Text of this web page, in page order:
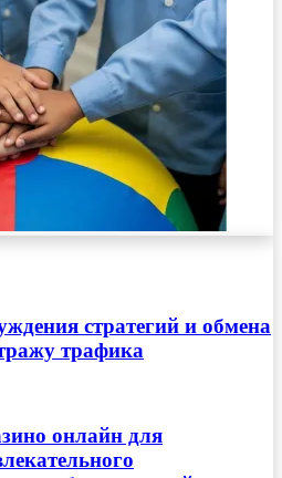
стратегий и обмена
трафика
онлайн для